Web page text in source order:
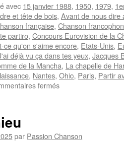
avec 15 janvier 1988, 1950, 1979,
et tête de bois, Avant de nous dire
française, Chanson
partiro, Concours Eurovision de la
ce qu'on s'aime encore, Etats-Unis,
déjà vu ça dans tes yeux, Jacques
de la Mancha, La chapelle de
, Nantes, Ohio, Paris, Partir
ferméssur
par Passion Chanson